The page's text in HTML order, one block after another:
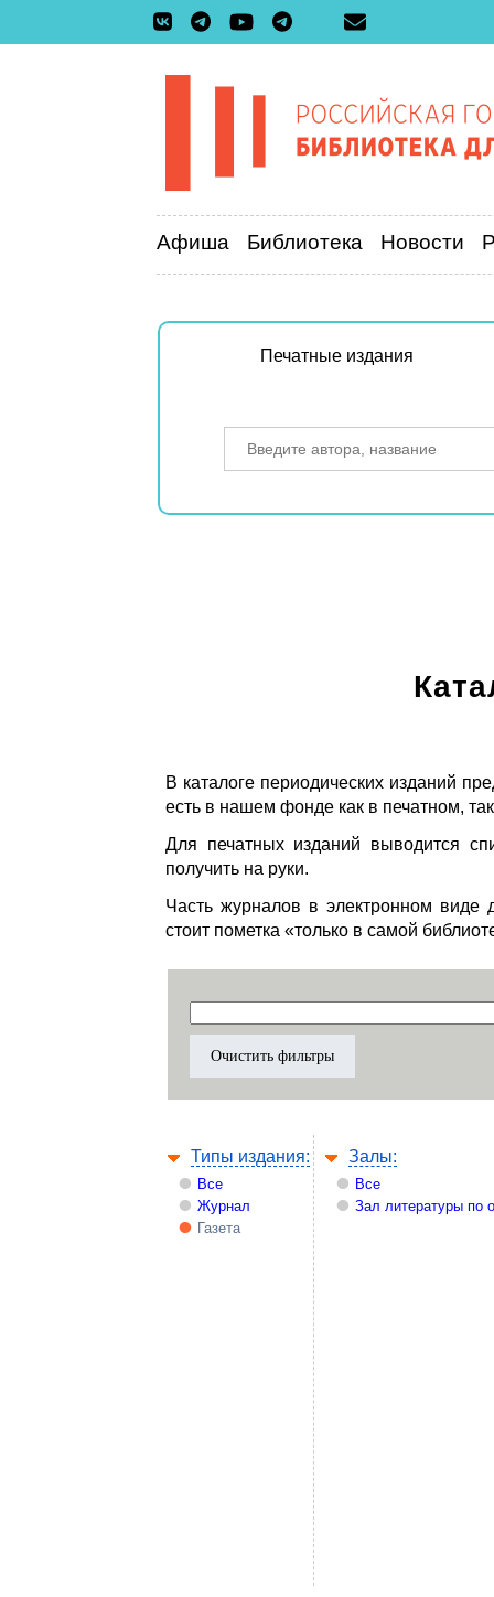
Афиша Библиотека Новости
Печатные издания
В каталоге периодических изданий
есть в нашем фонде как в печатном,
Для печатных изданий выводится
получить на руки.
Часть журналов в электронном виде
стоит пометка «только в самой
Типы издания:
Все
Журнал
Газета
Залы:
Все
Зал литературы по